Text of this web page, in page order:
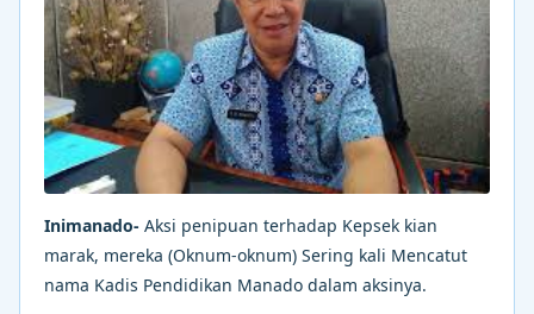
Inimanado- Aksi penipuan terhadap Kepsek kian
marak, mereka (Oknum-oknum) Sering kali Mencatut
nama Kadis Pendidikan Manado dalam aksinya.